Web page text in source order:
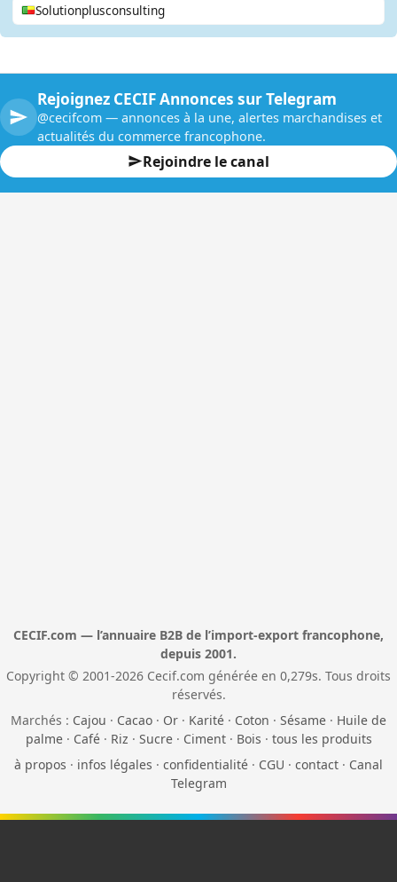
Solutionplusconsulting
Rejoignez CECIF Annonces sur Telegram
@cecifcom — annonces à la une, alertes marchandises et
actualités du commerce francophone.
Rejoindre le canal
CECIF.com — l’annuaire B2B de l’import-export francophone,
depuis 2001.
Copyright © 2001-2026 Cecif.com générée en 0,279s. Tous droits
réservés.
Marchés : Cajou · Cacao · Or · Karité · Coton · Sésame · Huile de
palme· Café· Riz · Sucre· Ciment· Bois · tous les produits
à propos · infos légales · confidentialité · CGU · contact · Canal
Telegram